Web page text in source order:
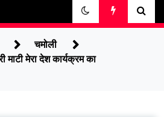
चमोली
माटी मेरा देश कार्यक्रम का